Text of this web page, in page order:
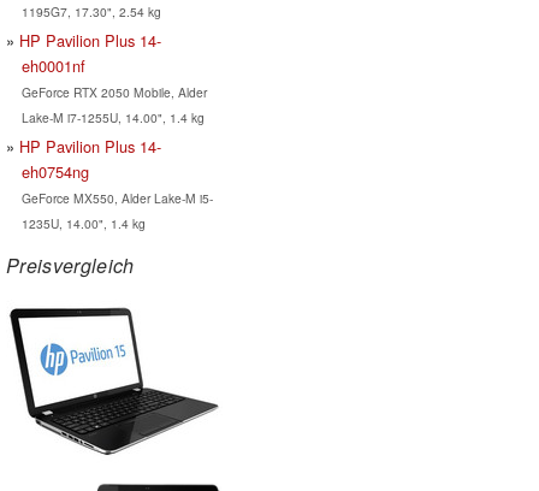
1195G7, 17.30", 2.54 kg
HP Pavilion Plus 14-
eh0001nf
GeForce RTX 2050 Mobile, Alder
Lake-M i7-1255U, 14.00", 1.4 kg
HP Pavilion Plus 14-
eh0754ng
GeForce MX550, Alder Lake-M i5-
1235U, 14.00", 1.4 kg
Preisvergleich